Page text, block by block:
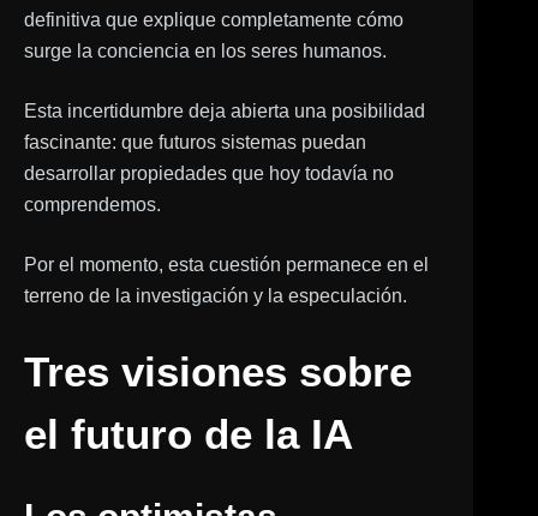
definitiva que explique completamente cómo
surge la conciencia en los seres humanos.
Esta incertidumbre deja abierta una posibilidad
fascinante: que futuros sistemas puedan
desarrollar propiedades que hoy todavía no
comprendemos.
Por el momento, esta cuestión permanece en el
terreno de la investigación y la especulación.
Tres visiones sobre
el futuro de la IA